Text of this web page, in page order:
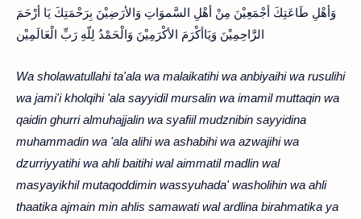
وَأهْلِ طَاعَتِكَ أجْمَعِيْنَ مِنْ أهْلِ السَّموَاتِ وَالأرَضِيْنَ بِرَحْمَتِكَ يَا أرْحَمَ
الرَّاحِمِيْنَ وَيَاأكْرَمَ الأ­كْرَمِيْنَ وَالْحَمْدُ لِلّ­هِ رَبِّ الْعَالَمِيْن
Wa sholawatullahi ta'ala wa malaikatihi wa anbiyaihi wa rusulihi
wa jami'i kholqihi 'ala sayyidil mursalin wa imamil muttaqin wa
qaidin ghurri almuhajjalin wa syafiil mudznibin sayyidina
muhammadin wa 'ala alihi wa ashabihi wa azwajihi wa
dzurriyyatihi wa ahli baitihi wal aimmatil madlin wal
masyayikhil mutaqoddimin wassyuhada' washolihin wa ahli
thaatika ajmain min ahlis samawati wal ardlina birahmatika ya